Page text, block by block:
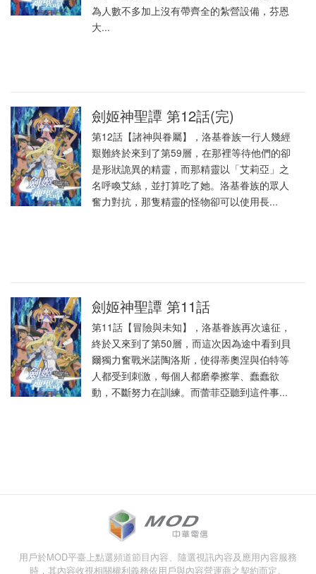
為人數不多加上沒有帶齊全的紮營設備，芬恩
大...
劍姬神聖譚 第12話(完)
第12話【諸神與眷屬】，洛基眷族一行人幾經
艱難終於來到了第59層，在那裡等待他們的卻
是形狀詭異的精靈，而那精靈以「艾莉亞」之
名呼喚艾絲，並打算吃了她。洛基眷族的眾人
奮力對抗，那隻精靈的怪物卻可以使用長...
劍姬神聖譚 第11話
第11話【冒險與未知】，洛基眷族再次遠征，
終於又來到了第50層，而這次因為途中看到貝
爾獨力奮戰米諾陶洛斯，使得蒂奧涅與伯特等
人都受到刺激，每個人都磨拳擦掌、蠢蠢欲
動，不斷努力在訓練。而蕾菲亞聽到這件事...
用戶於MOD平臺上點選頻道節目內容、隨選視訊內容及應用內容服務
時，其內容收視相關權利義務依用戶與內容營運商之契約而定。